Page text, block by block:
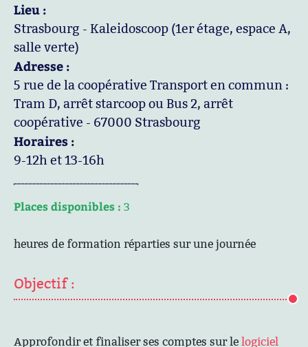
Lieu :
Strasbourg - Kaleidoscoop (1er étage, espace A,
salle verte)
Adresse :
5 rue de la coopérative Transport en commun :
Tram D, arrêt starcoop ou Bus 2, arrêt
coopérative - 67000 Strasbourg
Horaires :
9-12h et 13-16h
Places disponibles : 3
heures de formation réparties sur une journée
Objectif :
Approfondir et finaliser ses comptes sur le logiciel